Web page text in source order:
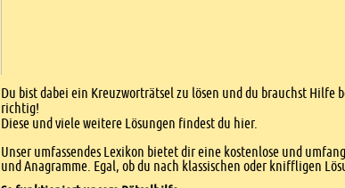
Einleitung
Du bist dabei ein Kreuzworträtsel zu lösen und du brauchst
richtig!
Diese und viele weitere Lösungen findest du hier.
Unser umfassendes Lexikon bietet dir eine kostenlose und
und Anagramme. Egal, ob du nach klassischen oder kniffligen